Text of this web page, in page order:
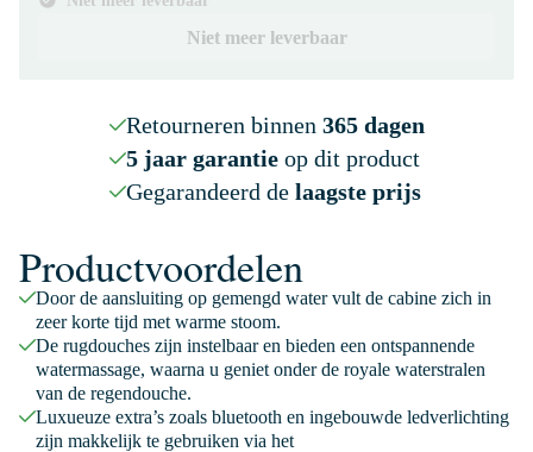
Niet meer leverbaar
Retourneren binnen 365 dagen
5 jaar garantieop dit product
Gegarandeerd de laagste prijs
Productvoordelen
Door de aansluiting op gemengd water vult de cabine zich in
zeer korte tijd met warme stoom.
De rugdouches zijn instelbaar en bieden een ontspannende
watermassage, waarna u geniet onder de royale waterstralen
van de regendouche.
Luxueuze extra’s zoals bluetooth en ingebouwde ledverlichting
zijn makkelijk te gebruiken via het